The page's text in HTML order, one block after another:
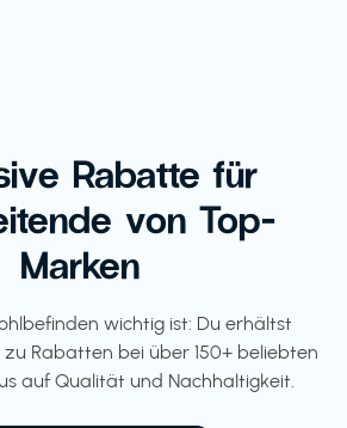
Rabatte für
von Top-
Marken
wichtig ist: Du erhältst
Rabatten bei über 150+ beliebten
auf Qualität und Nachhaltigkeit.